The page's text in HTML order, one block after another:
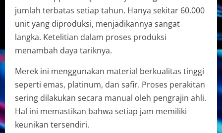
jumlah terbatas setiap tahun. Hanya sekitar 60.000
unit yang diproduksi, menjadikannya sangat
langka. Ketelitian dalam proses produksi
menambah daya tariknya.
Merek ini menggunakan material berkualitas tinggi
seperti emas, platinum, dan safir. Proses perakitan
sering dilakukan secara manual oleh pengrajin ahli.
Hal ini memastikan bahwa setiap jam memiliki
keunikan tersendiri.